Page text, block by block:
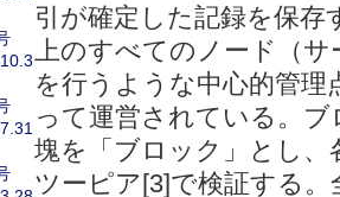
引が確定した記録を保
上のすべてのノード（
を行うような中心的管
って運営されている。
塊を「ブロック」とし
ツーピア[3]で検証する